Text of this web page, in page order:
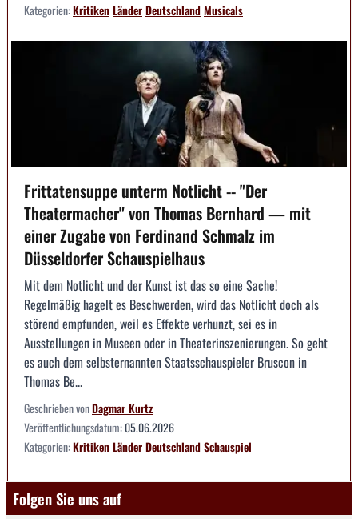
Kategorien:KritikenLänderDeutschlandMusicals
Frittatensuppe unterm Notlicht -- "Der
Theatermacher" von Thomas Bernhard — mit
einer Zugabe von Ferdinand Schmalz im
Düsseldorfer Schauspielhaus
Mit dem Notlicht und der Kunst ist das so eine Sache!
Regelmäßig hagelt es Beschwerden, wird das Notlicht doch als
störend empfunden, weil es Effekte verhunzt, sei es in
Ausstellungen in Museen oder in Theaterinszenierungen. So geht
es auch dem selbsternannten Staatsschauspieler Bruscon in
Thomas Be...
Geschrieben vonDagmar Kurtz
Veröffentlichungsdatum:05.06.2026
Kategorien:KritikenLänderDeutschlandSchauspiel
Folgen Sie uns auf